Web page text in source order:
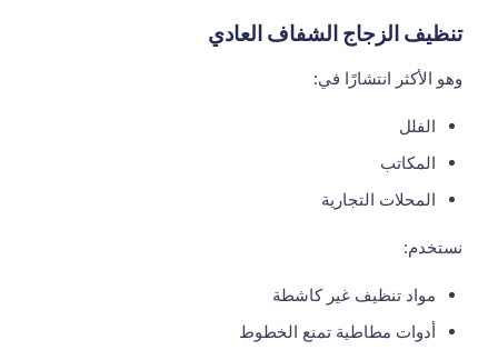
تنظيف الزجاج الشفاف العادي
وهو الأكثر انتشارًا في:
الفلل
المكاتب
المحلات التجارية
نستخدم:
مواد تنظيف غير كاشطة
أدوات مطاطية تمنع الخطوط